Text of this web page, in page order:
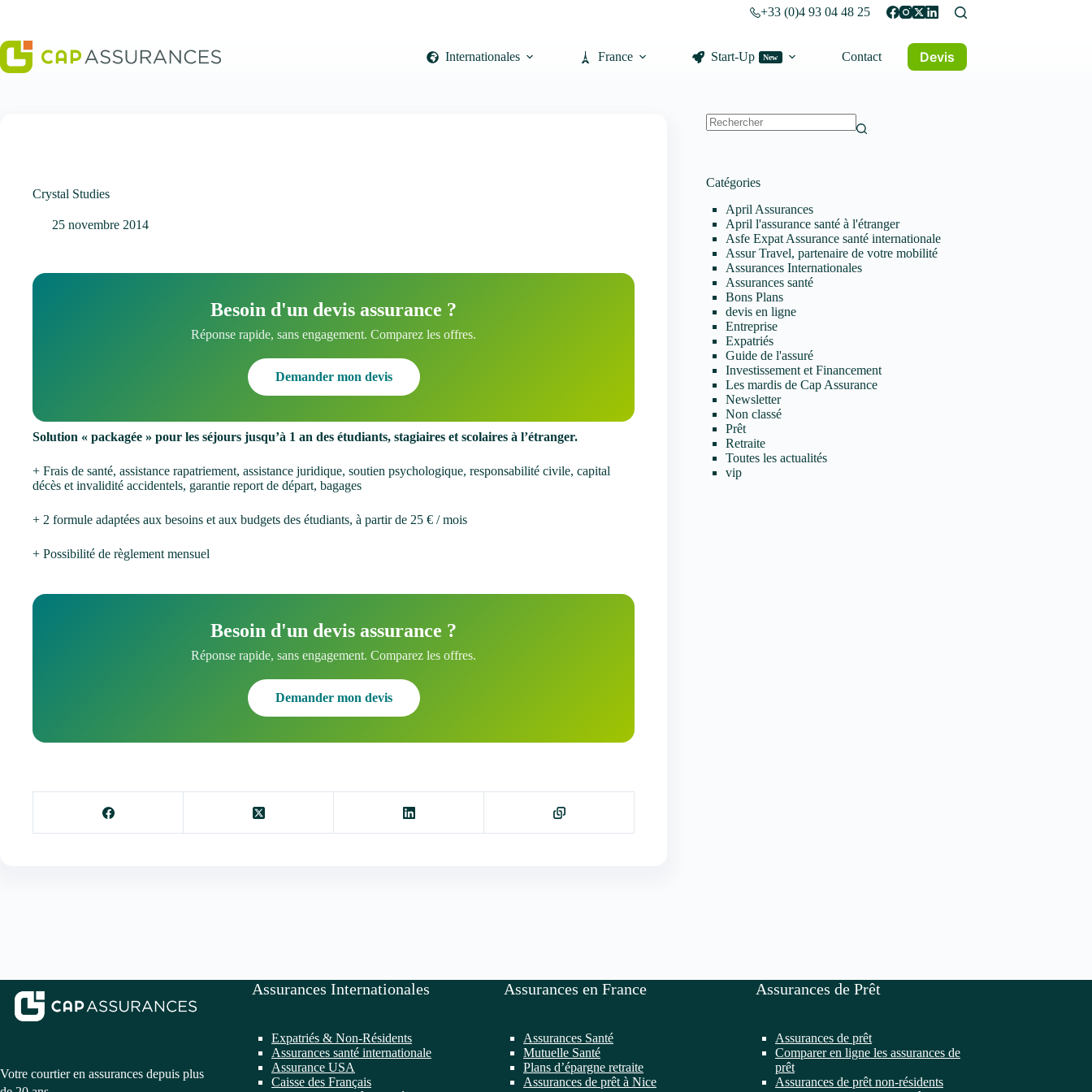
+33 (0)4 93 04 48 25
Internationales France Start-Up New Contact Devis
Crystal Studies
25 novembre 2014
Besoin d'un devis assurance ?
Réponse rapide, sans engagement. Comparez les offres.
Demander mon devis
Solution « packagée » pour les séjours jusqu’à 1 an des étudiants, stagiaires et scolaires à l’étranger.
+ Frais de santé, assistance rapatriement, assistance juridique, soutien psychologique, responsabilité civile, capital
décès et invalidité accidentels, garantie report de départ, bagages
+ 2 formule adaptées aux besoins et aux budgets des étudiants, à partir de 25 € / mois
+ Possibilité de règlement mensuel
Besoin d'un devis assurance ?
Réponse rapide, sans engagement. Comparez les offres.
Demander mon devis
Catégories
April Assurances
April l'assurance santé à l'étranger
Asfe Expat Assurance santé internationale
Assur Travel, partenaire de votre mobilité
Assurances Internationales
Assurances santé
Bons Plans
devis en ligne
Entreprise
Expatriés
Guide de l'assuré
Investissement et Financement
Les mardis de Cap Assurance
Newsletter
Non classé
Prêt
Retraite
Toutes les actualités
vip
Votre courtier en assurances depuis plus
Assurances Internationales
Expatriés & Non-Résidents
Assurances santé internationale
Assurance USA
Caisse des Français
Assurances en France
Assurances Santé
Mutuelle Santé
Plans d’épargne retraite
Assurances de prêt à Nice
Assurances de Prêt
Assurances de prêt
Comparer en ligne les assurances de
prêt
Assurances de prêt non-résidents